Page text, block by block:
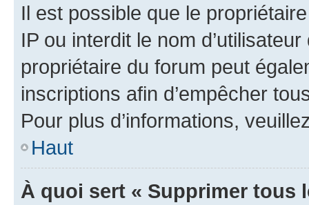
Il est possible que le
IP ou interdit le nom
propriétaire du forum peut
inscriptions afin d’empêcher
Pour plus d’informations,
Haut
À quoi sert « Supprimer tous